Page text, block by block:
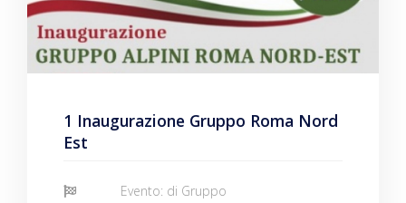
1 Inaugurazione Gruppo Roma Nord
Est
Evento: di Gruppo